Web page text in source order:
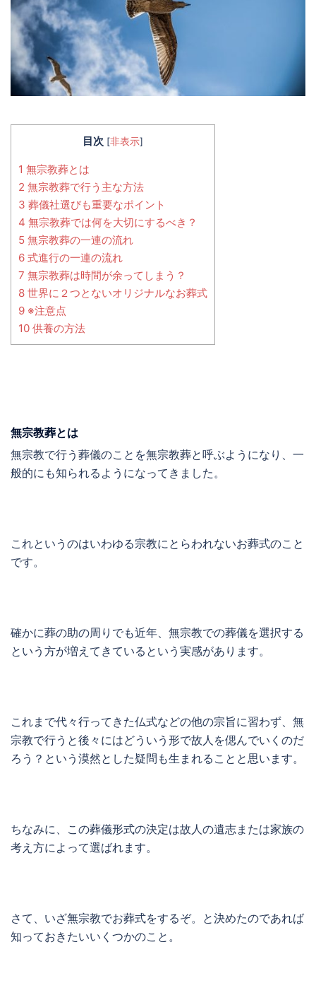
目次 [非表示]
1 無宗教葬とは
2 無宗教葬で行う主な方法
3 葬儀社選びも重要なポイント
4 無宗教葬では何を大切にするべき？
5 無宗教葬の一連の流れ
6 式進行の一連の流れ
7 無宗教葬は時間が余ってしまう？
8 世界に２つとないオリジナルなお葬式
9 ※注意点
10 供養の方法
無宗教葬とは
無宗教で行う葬儀のことを無宗教葬と呼ぶようになり、一
般的にも知られるようになってきました。
これというのはいわゆる宗教にとらわれないお葬式のこと
です。
確かに葬の助の周りでも近年、無宗教での葬儀を選択する
という方が増えてきているという実感があります。
これまで代々行ってきた仏式などの他の宗旨に習わず、無
宗教で行うと後々にはどういう形で故人を偲んでいくのだ
ろう？という漠然とした疑問も生まれることと思います。
ちなみに、この葬儀形式の決定は故人の遺志または家族の
考え方によって選ばれます。
さて、いざ無宗教でお葬式をするぞ。と決めたのであれば
知っておきたいいくつかのこと。